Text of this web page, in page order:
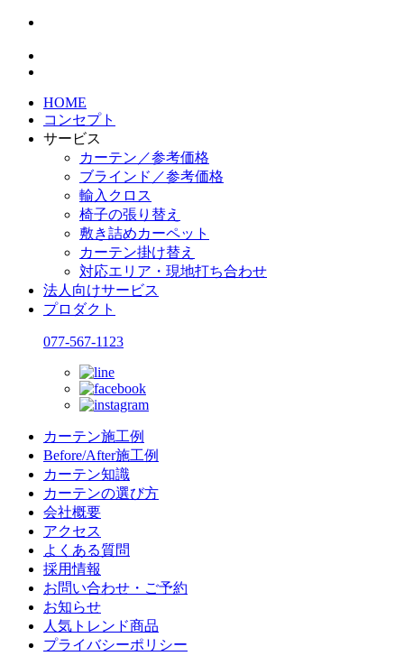
HOME
コンセプト
サービス
カーテン／参考価格
ブラインド／参考価格
輸入クロス
椅子の張り替え
敷き詰めカーペット
カーテン掛け替え
対応エリア・現地打ち合わせ
法人向けサービス
プロダクト
077-567-1123
カーテン施工例
Before/After施工例
カーテン知識
カーテンの選び方
会社概要
アクセス
よくある質問
採用情報
お問い合わせ・ご予約
お知らせ
人気トレンド商品
プライバシーポリシー